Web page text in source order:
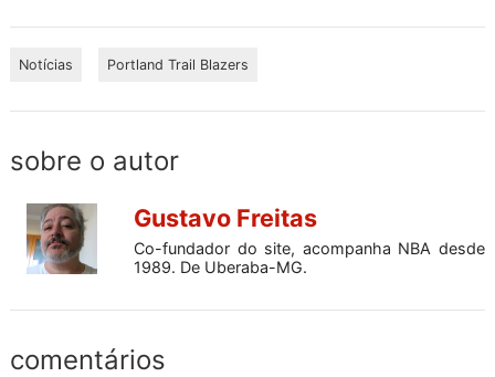
Notícias Portland Trail Blazers
sobre o autor
Gustavo Freitas
Co-fundador do site, acompanha NBA desde
1989. De Uberaba-MG.
comentários